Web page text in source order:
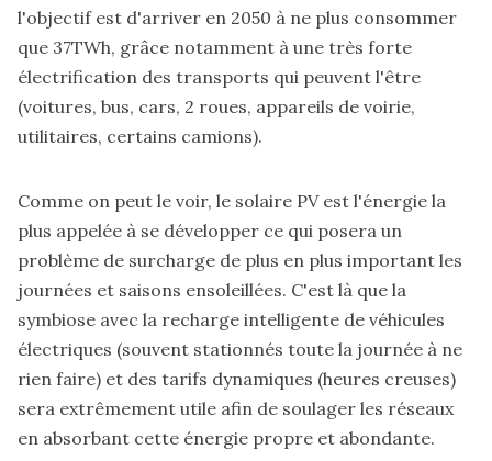
l'objectif est d'arriver en 2050 à ne plus consommer
que 37TWh, grâce notamment à une très forte
électrification des transports qui peuvent l'être
(voitures, bus, cars, 2 roues, appareils de voirie,
utilitaires, certains camions).
Comme on peut le voir, le solaire PV est l'énergie la
plus appelée à se développer ce qui posera un
problème de surcharge de plus en plus important les
journées et saisons ensoleillées. C'est là que la
symbiose avec la recharge intelligente de véhicules
électriques (souvent stationnés toute la journée à ne
rien faire) et des tarifs dynamiques (heures creuses)
sera extrêmement utile afin de soulager les réseaux
en absorbant cette énergie propre et abondante.